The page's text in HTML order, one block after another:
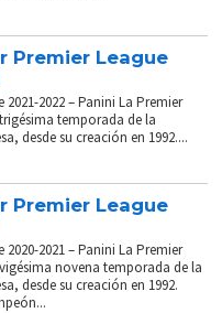
Premier League
2022 – Panini La Premier
temporada de la
desde su creación en 1992....
Premier League
2021 – Panini La Premier
novena temporada de la
desde su creación en 1992.